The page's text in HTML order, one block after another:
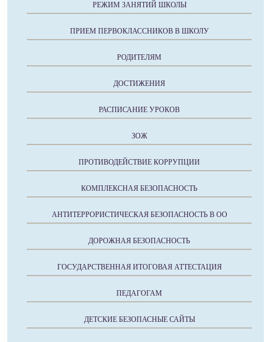
РЕЖИМ ЗАНЯТИЙ ШКОЛЫ
ПРИЕМ ПЕРВОКЛАССНИКОВ В ШКОЛУ
РОДИТЕЛЯМ
ДОСТИЖЕНИЯ
РАСПИСАНИЕ УРОКОВ
ЗОЖ
ПРОТИВОДЕЙСТВИЕ КОРРУПЦИИ
КОМПЛЕКСНАЯ БЕЗОПАСНОСТЬ
АНТИТЕРРОРИСТИЧЕСКАЯ БЕЗОПАСНОСТЬ В ОО
ДОРОЖНАЯ БЕЗОПАСНОСТЬ
ГОСУДАРСТВЕННАЯ ИТОГОВАЯ АТТЕСТАЦИЯ
ПЕДАГОГАМ
ДЕТСКИЕ БЕЗОПАСНЫЕ САЙТЫ